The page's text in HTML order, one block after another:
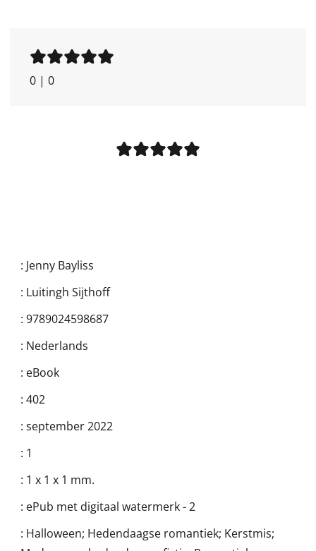
0 | 0
: Jenny Bayliss
: Luitingh Sijthoff
: 9789024598687
: Nederlands
: eBook
: 402
: september 2022
: 1
: 1 x 1 x 1 mm.
: ePub met digitaal watermerk - 2
: Halloween; Hedendaagse romantiek; Kerstmis;